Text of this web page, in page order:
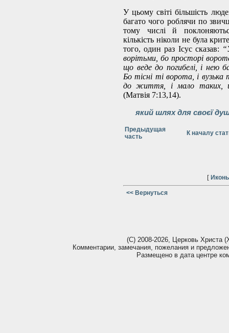
У цьому світі більшість
багато чого роблячи по
тому числі й
кількість ніколи не була
того, один раз Ісус сказав:
ворітьми, бо просторі
що веде до погибелі, і нею
Бо тісні ті ворота, і
до життя, і мало таких,
(Матвія 7:13,14).
який шлях для своєї
Предыдущая
часть
К началу
[
<< Вернуться
(С) 2008-2026, Церковь Христа
Комментарии, замечания, пожелания и
Размещено в дата центре